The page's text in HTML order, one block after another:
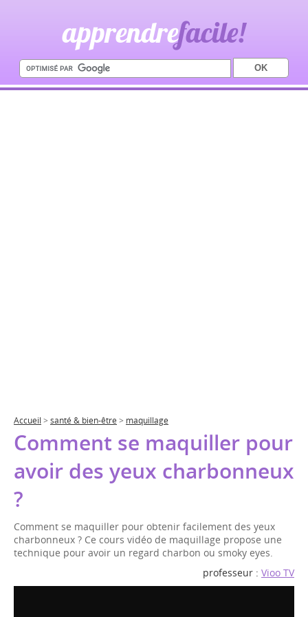
apprendrefacile!
Accueil > santé & bien-être > maquillage
Comment se maquiller pour
avoir des yeux charbonneux
?
Comment se maquiller pour obtenir facilement des yeux
charbonneux ? Ce cours vidéo de maquillage propose une
technique pour avoir un regard charbon ou smoky eyes.
professeur : Vioo TV